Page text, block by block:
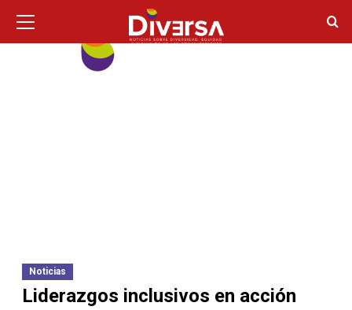
contenido
principal
Noticias
Liderazgos inclusivos en acción